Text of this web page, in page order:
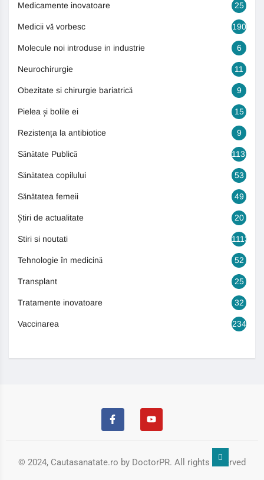
Medicamente inovatoare 25
Medicii vă vorbesc 190
Molecule noi introduse in industrie 6
Neurochirurgie 11
Obezitate si chirurgie bariatrică 9
Pielea și bolile ei 15
Rezistența la antibiotice 9
Sănătate Publică 1131
Sănătatea copilului 53
Sănătatea femeii 49
Știri de actualitate 20
Stiri si noutati 1113
Tehnologie în medicină 52
Transplant 25
Tratamente inovatoare 32
Vaccinarea 234
© 2024, Cautasanatate.ro by DoctorPR. All rights reserved